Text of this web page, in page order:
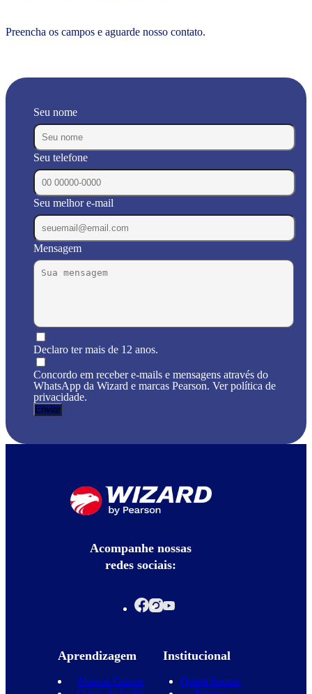
Preencha os campos e aguarde nosso contato.
Seu nome
Seu telefone
Seu melhor e-mail
Mensagem
Declaro ter mais de 12 anos.
Concordo em receber e-mails e mensagens através do
WhatsApp da Wizard e marcas Pearson. Ver política de
privacidade.
Acompanhe nossas
redes sociais:
Aprendizagem
Nossos Cursos
Institucional
Quem Somos